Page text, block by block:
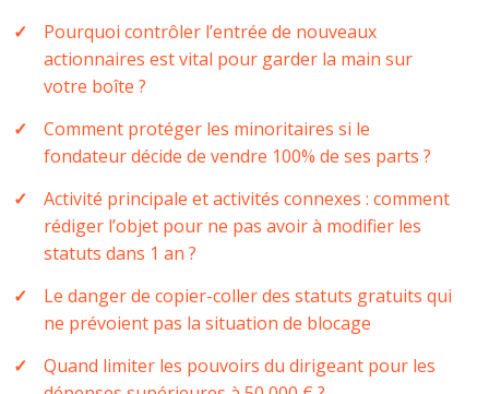
Pourquoi contrôler l’entrée de nouveaux
actionnaires est vital pour garder la main sur
votre boîte ?
Comment protéger les minoritaires si le
fondateur décide de vendre 100% de ses parts ?
Activité principale et activités connexes : comment
rédiger l’objet pour ne pas avoir à modifier les
statuts dans 1 an ?
Le danger de copier-coller des statuts gratuits qui
ne prévoient pas la situation de blocage
Quand limiter les pouvoirs du dirigeant pour les